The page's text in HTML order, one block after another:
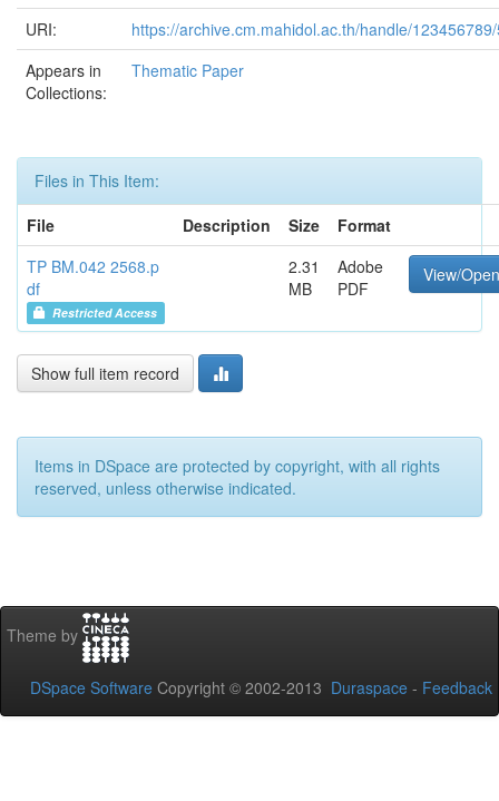
URI:
https://archive.cm.mahidol.ac.th/handle/
Appears in
Collections:
Thematic Paper
Files in This Item:
File
Description Size
Format
TP BM.042 2568.p
df
Restricted Access
2.31
MB
Adobe
PDF
View/Open
Show full item record
Items in DSpace are protected by copyright, with all rights
reserved, unless otherwise indicated.
Theme by
DSpace Software Copyright © 2002-2013 Duraspace - Feedback